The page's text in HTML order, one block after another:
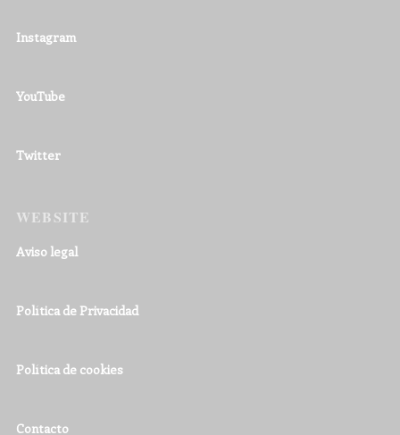
Instagram
YouTube
Twitter
WEBSITE
Aviso legal
Política de Privacidad
Política de cookies
Contacto